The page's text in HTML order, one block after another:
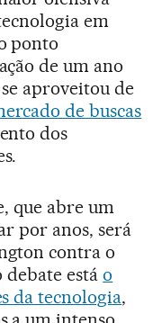
em
ponto
de um ano
aproveitou de
de buscas
dos
que abre um
por anos, será
contra o
debate estáo
da tecnologia,